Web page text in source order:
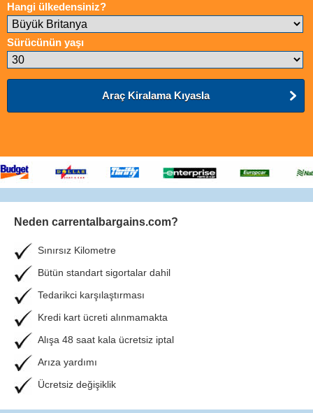
Hangi ülkedensiniz?
Sürücünün yaşı
Araç Kiralama Kıyasla
Neden carrentalbargains.com?
Sınırsız Kilometre
Bütün standart sigortalar dahil
Tedarikci karşılaştırması
Kredi kart ücreti alınmamakta
Alışa 48 saat kala ücretsiz iptal
Arıza yardımı
Ücretsiz değişiklik